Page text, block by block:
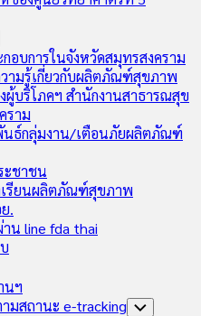
อบการในจังหวัดสมุทรสงคราม
ามรู้เกี่ยวกับผลิตภัณฑ์สุขภาพ
ผู้บริโภคฯ สำนักงานสาธารณสุข
ราม
นธ์กลุ่มงาน/เตือนภัยผลิตภัณฑ์
ะชาชน
รียนผลิตภัณฑ์สุขภาพ
.
าน line fda thai
นฯ
มสถานะ e-tracking Toggle